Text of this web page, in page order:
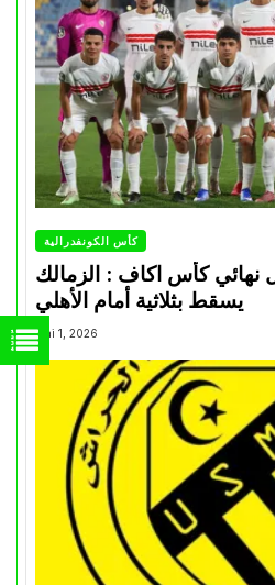
كأس الكونفدرالية
نهائي كأس اكاف : الزمالك
Mai 1, 2026